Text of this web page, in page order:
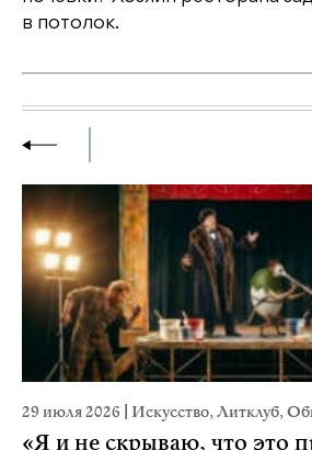
в потолок.
29 июля 2026 Искусство,Литклуб,
«Я и не скрываю, что это